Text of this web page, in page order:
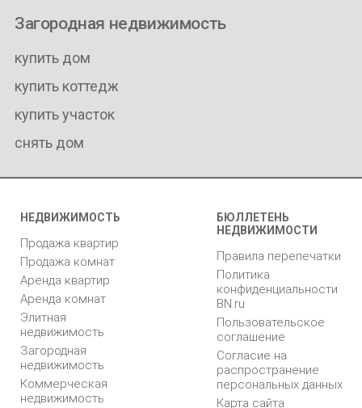
Загородная недвижимость
купить дом
купить коттедж
купить участок
снять дом
НЕДВИЖИМОСТЬ
Продажа квартир
Продажа комнат
Аренда квартир
Аренда комнат
Элитная
недвижимость
Загородная
недвижимость
Коммерческая
недвижимость
БЮЛЛЕТЕНЬ
НЕДВИЖИМОСТИ
Правила перепечатки
Политика
конфиденциальности
BN.ru
Пользовательское
соглашение
Согласие на
распространение
персональных данных
Карта сайта